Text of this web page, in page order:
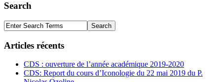
Search
Articles récents
CDS : ouverture de l’année académique 2019-2020
CDS: Report du cours d’Iconologie du 22 mai 2019 du P.